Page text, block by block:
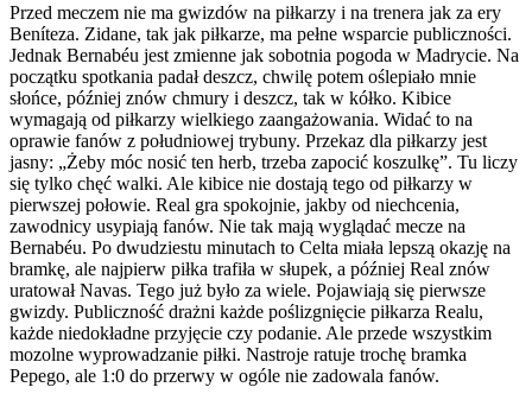
Przed meczem nie ma gwizdów na piłkarzy i na trenera jak za ery
Beníteza. Zidane, tak jak piłkarze, ma pełne wsparcie publiczności.
Jednak Bernabéu jest zmienne jak sobotnia pogoda w Madrycie. Na
początku spotkania padał deszcz, chwilę potem oślepiało mnie
słońce, później znów chmury i deszcz, tak w kółko. Kibice
wymagają od piłkarzy wielkiego zaangażowania. Widać to na
oprawie fanów z południowej trybuny. Przekaz dla piłkarzy jest
jasny: „Żeby móc nosić ten herb, trzeba zapocić koszulkę”. Tu liczy
się tylko chęć walki. Ale kibice nie dostają tego od piłkarzy w
pierwszej połowie. Real gra spokojnie, jakby od niechcenia,
zawodnicy usypiają fanów. Nie tak mają wyglądać mecze na
Bernabéu. Po dwudziestu minutach to Celta miała lepszą okazję na
bramkę, ale najpierw piłka trafiła w słupek, a później Real znów
uratował Navas. Tego już było za wiele. Pojawiają się pierwsze
gwizdy. Publiczność drażni każde poślizgnięcie piłkarza Realu,
każde niedokładne przyjęcie czy podanie. Ale przede wszystkim
mozolne wyprowadzanie piłki. Nastroje ratuje trochę bramka
Pepego, ale 1:0 do przerwy w ogóle nie zadowala fanów.